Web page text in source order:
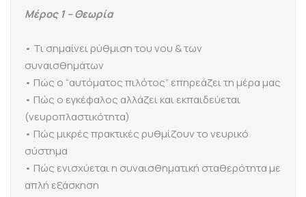
Μέρος 1 – Θεωρία
• Τι σημαίνει ρύθμιση του νου & των
συναισθημάτων
• Πώς ο “αυτόματος πιλότος” επηρεάζει τη μέρα μας
• Πώς ο εγκέφαλος αλλάζει και εκπαιδεύεται
(νευροπλαστικότητα)
• Πώς μικρές πρακτικές ρυθμίζουν το νευρικό
σύστημα
• Πώς ενισχύεται η συναισθηματική σταθερότητα με
απλή εξάσκηση